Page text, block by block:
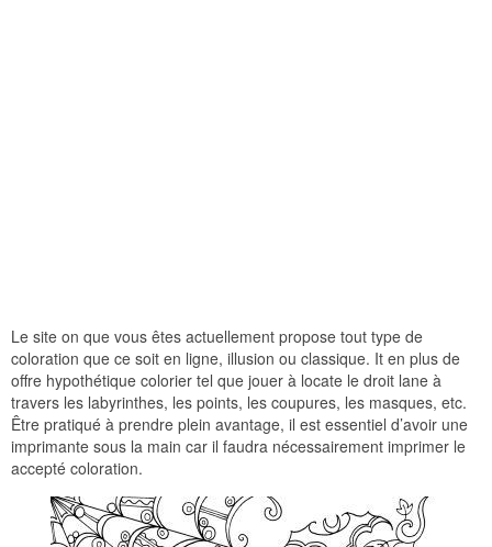
Le site on que vous êtes actuellement propose tout type de
coloration que ce soit en ligne, illusion ou classique. It en plus de
offre hypothétique colorier tel que jouer à locate le droit lane à
travers les labyrinthes, les points, les coupures, les masques, etc.
Être pratiqué à prendre plein avantage, il est essentiel d’avoir une
imprimante sous la main car il faudra nécessairement imprimer le
accepté coloration.